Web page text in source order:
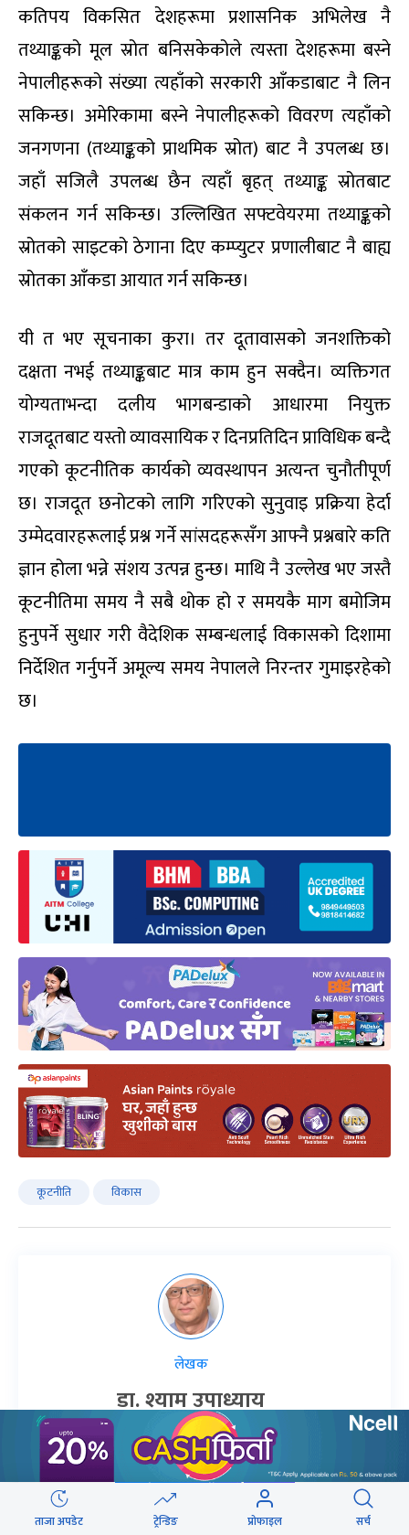
कतिपय विकसित देशहरूमा प्रशासनिक अभिलेख नै
तथ्याङ्कको मूल स्रोत बनिसकेकोले त्यस्ता देशहरूमा बस्ने
नेपालीहरूको संख्या त्यहाँको सरकारी आँकडाबाट नै लिन
सकिन्छ। अमेरिकामा बस्ने नेपालीहरूको विवरण त्यहाँको
जनगणना (तथ्याङ्कको प्राथमिक स्रोत) बाट नै उपलब्ध छ।
जहाँ सजिलै उपलब्ध छैन त्यहाँ बृहत् तथ्याङ्क स्रोतबाट
संकलन गर्न सकिन्छ। उल्लिखित सफ्टवेयरमा तथ्याङ्कको
स्रोतको साइटको ठेगाना दिए कम्प्युटर प्रणालीबाट नै बाह्य
स्रोतका आँकडा आयात गर्न सकिन्छ।
यी त भए सूचनाका कुरा। तर दूतावासको जनशक्तिको
दक्षता नभई तथ्याङ्कबाट मात्र काम हुन सक्दैन। व्यक्तिगत
योग्यताभन्दा दलीय भागबन्डाको आधारमा नियुक्त
राजदूतबाट यस्तो व्यावसायिक र दिनप्रतिदिन प्राविधिक बन्दै
गएको कूटनीतिक कार्यको व्यवस्थापन अत्यन्त चुनौतीपूर्ण
छ। राजदूत छनोटको लागि गरिएको सुनुवाइ प्रक्रिया हेर्दा
उम्मेदवारहरूलाई प्रश्न गर्ने सांसदहरूसँग आफ्नै प्रश्नबारे कति
ज्ञान होला भन्ने संशय उत्पन्न हुन्छ। माथि नै उल्लेख भए जस्तै
कूटनीतिमा समय नै सबै थोक हो र समयकै माग बमोजिम
हुनुपर्ने सुधार गरी वैदेशिक सम्बन्धलाई विकासको दिशामा
निर्देशित गर्नुपर्ने अमूल्य समय नेपालले निरन्तर गुमाइरहेको
छ।
कूटनीति विकास
लेखक
डा. श्याम उपाध्याय
समसामयिक विषयहरूमा कलम चलाउने डा उपाध्याय
राष्ट्रसंघीय सेवा निवृत तथ्यांकविद हुन् ।
लेखकको सबै आर्टिकल
ताजा अपडेट ट्रेन्डिङ प्रोफाइल सर्च